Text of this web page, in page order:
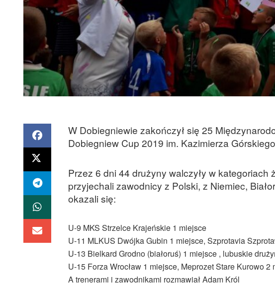
W Dobiegniewie zakończył się 25
Dobiegniew Cup 2019 im. Kazimierza
Przez 6 dni 44 drużyny walczyły w kategoriach
przyjechali zawodnicy z Polski, z Niemiec,
okazali się:
U-9 MKS Strzelce Krajeńskie 1 miejsce
U-11 MLKUS Dwójka Gubin 1 miejsce, Szprotavia
U-13 Bielkard Grodno (białoruś) 1 miejsce , lubuskie
U-15 Forza Wrocław 1 miejsce, Meprozet Stare Kurowo 2
A trenerami i zawodnikami rozmawiał Adam Król